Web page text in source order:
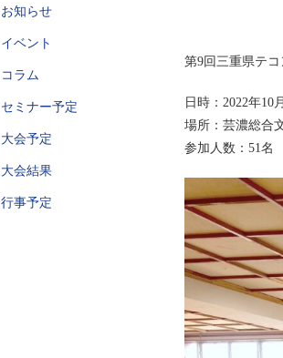
お知らせ
イベント
コラム
セミナー予定
大会予定
大会結果
行事予定
第9回三重県テ
日時：2022年10
場所：芸濃総合
参加人数：51名